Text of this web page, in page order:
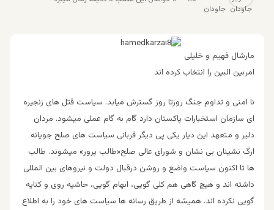
جاودان
مارشال فهیم و خلیلی
امربین البین را انتخاب کرده اند
نا امنی و تداوم جنگ روزتا روز گسترش میابد. سیاست قتل های زنجیره
ای سازمان استخبارات پاکستان دارد گام به گام عملی میشود. مردان
دلیر و متعهد این دیار یکی پی دیگر قربانی سیاست های صلح جویانه
ارگ نشینان بی نشان و شورای عالی صلح«طالب پرور» میشوند. طالب
ها تا اکنون سیاست واضع و روشن درقبال دولت و نیروهای بین المللی
داشته اند و هیچ گاهی هم کلی گویی، ابهام گویی، حاشیه روی و کنایه
گویی نکرده اند. همیشه از طریق رسانه ها سیاست های خود را به اطلاع